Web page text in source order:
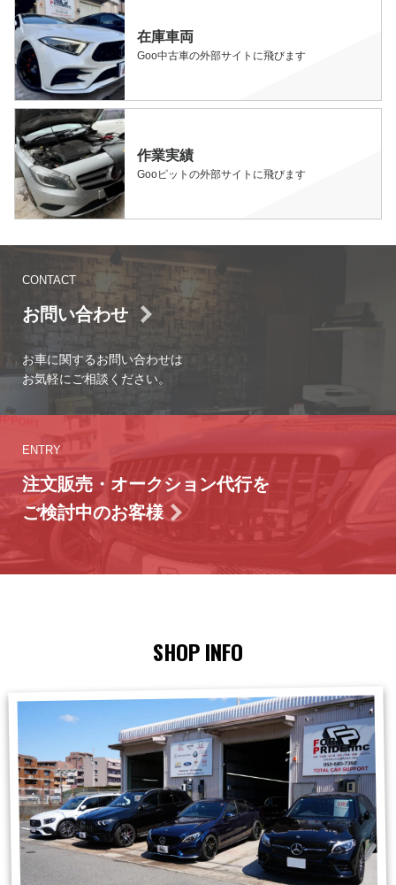
在庫車両
Goo中古車の外部サイトに飛びます
作業実績
Gooピットの外部サイトに飛びます
CONTACT
お問い合わせ
お車に関するお問い合わせは
お気軽にご相談ください。
ENTRY
注文販売・オークション代行を
ご検討中のお客様
SHOP INFO